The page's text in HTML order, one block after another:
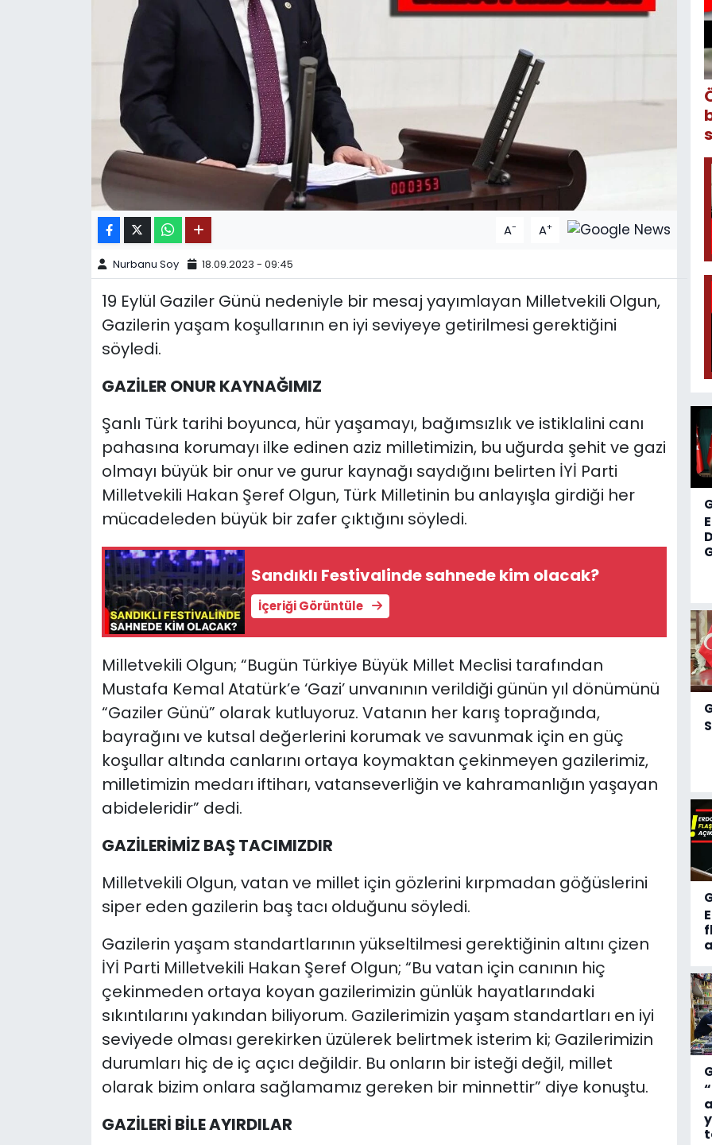
A- A+
Nurbanu Soy 18.09.2023 - 09:45
19 Eylül Gaziler Günü nedeniyle bir mesaj yayımlayan Milletvekili Olgun,
Gazilerin yaşam koşullarının en iyi seviyeye getirilmesi gerektiğini
söyledi.
GAZİLER ONUR KAYNAĞIMIZ
Şanlı Türk tarihi boyunca, hür yaşamayı, bağımsızlık ve istiklalini canı
pahasına korumayı ilke edinen aziz milletimizin, bu uğurda şehit ve gazi
olmayı büyük bir onur ve gurur kaynağı saydığını belirten İYİ Parti
Milletvekili Hakan Şeref Olgun, Türk Milletinin bu anlayışla girdiği her
mücadeleden büyük bir zafer çıktığını söyledi.
Sandıklı Festivalinde sahnede kim olacak?
İçeriği Görüntüle
Milletvekili Olgun; “Bugün Türkiye Büyük Millet Meclisi tarafından
Mustafa Kemal Atatürk’e ‘Gazi’ unvanının verildiği günün yıl dönümünü
“Gaziler Günü” olarak kutluyoruz. Vatanın her karış toprağında,
bayrağını ve kutsal değerlerini korumak ve savunmak için en güç
koşullar altında canlarını ortaya koymaktan çekinmeyen gazilerimiz,
milletimizin medarı iftiharı, vatanseverliğin ve kahramanlığın yaşayan
abideleridir” dedi.
GAZİLERİMİZ BAŞ TACIMIZDIR
Milletvekili Olgun, vatan ve millet için gözlerini kırpmadan göğüslerini
siper eden gazilerin baş tacı olduğunu söyledi.
Gazilerin yaşam standartlarının yükseltilmesi gerektiğinin altını çizen
İYİ Parti Milletvekili Hakan Şeref Olgun; “Bu vatan için canının hiç
çekinmeden ortaya koyan gazilerimizin günlük hayatlarındaki
sıkıntılarını yakından biliyorum. Gazilerimizin yaşam standartları en iyi
seviyede olması gerekirken üzülerek belirtmek isterim ki; Gazilerimizin
durumları hiç de iç açıcı değildir. Bu onların bir isteği değil, millet
olarak bizim onlara sağlamamız gereken bir minnettir” diye konuştu.
GAZİLERİ BİLE AYIRDILAR
11:11 MANŞET